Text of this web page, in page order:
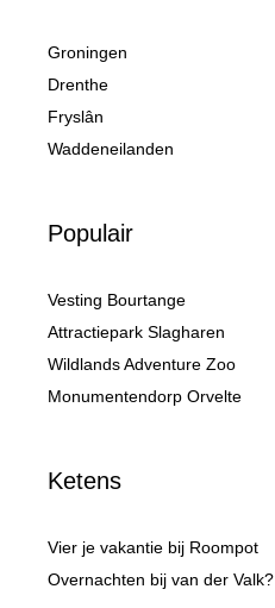
Groningen
Drenthe
Fryslân
Waddeneilanden
Populair
Vesting Bourtange
Attractiepark Slagharen
Wildlands Adventure Zoo
Monumentendorp Orvelte
Ketens
Vier je vakantie bij Roompot
Overnachten bij van der Valk?